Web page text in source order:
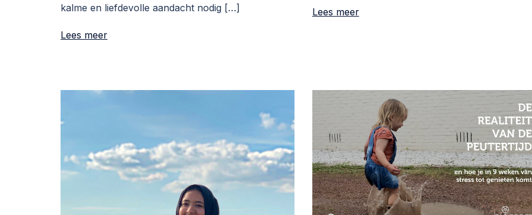
kalme en liefdevolle aandacht nodig […]
Lees meer
Lees meer